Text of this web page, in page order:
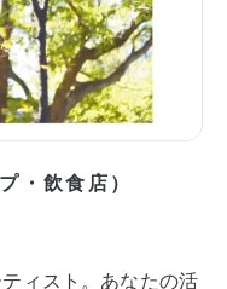
・飲食店）
ィスト。あなたの活